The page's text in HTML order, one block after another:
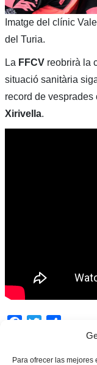
Para ofrecer las
Imatge del clínic
del Turia.
La FFCV reobrirà la
situació sanitària
record de vesprades
Xirivella.
Facebook
TwitterShare